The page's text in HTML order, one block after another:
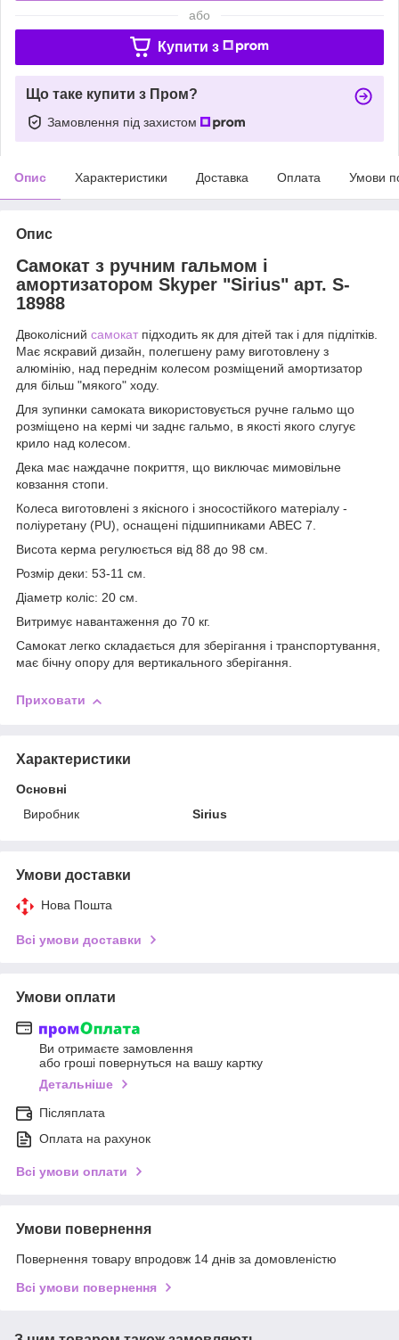
або
Купити з
Що таке купити з Пром?
Замовлення під захистом
Опис Характеристики Доставка Оплата Умови
Опис
Самокат з ручним гальмом і
амортизатором Skyper "Sirius" арт. S-
18988
Двоколісний самокат підходить як для дітей так і для підлітків.
Має яскравий дизайн, полегшену раму виготовлену з
алюмінію, над переднім колесом розміщений амортизатор
для більш "мякого" ходу.
Для зупинки самоката використовується ручне гальмо що
розміщено на кермі чи заднє гальмо, в якості якого слугує
крило над колесом.
Дека має наждачне покриття, що виключає мимовільне
ковзання стопи.
Колеса виготовлені з якісного і зносостійкого матеріалу -
поліуретану (PU), оснащені підшипниками АВЕС 7.
Висота керма регулюється від 88 до 98 см.
Розмір деки: 53-11 см.
Діаметр коліс: 20 см.
Витримує навантаження до 70 кг.
Самокат легко складається для зберігання і транспортування,
має бічну опору для вертикального зберігання.
Приховати
Характеристики
Основні
Виробник
Sirius
Умови доставки
Нова Пошта
Всі умови доставки
Умови оплати
Ви отримаєте замовлення
або гроші повернуться на вашу картку
Детальніше
Післяплата
Оплата на рахунок
Всі умови оплати
Умови повернення
Повернення товару впродовж 14 днів за домовленістю
Всі умови повернення